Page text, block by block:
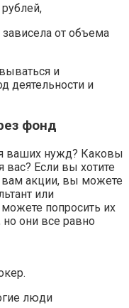
от объема
и
деятельности и
фонд
ваших нужд? Каковы
вас? Если вы хотите
вам акции, вы можете
или
попросить их
но они все равно
люди